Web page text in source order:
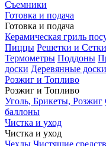
Съемники
Готовка и подача
Готовка и подача
Керамическая гриль
Пиццы Решетки и Сетки
Термометры Поддоны
доски Деревянные доски
Розжиг и Топливо
Розжиг и Топливо
Уголь, Брикеты, Розжиг
баллоны
Чистка и уход
Чистка и уход
Чехлы Чистящие